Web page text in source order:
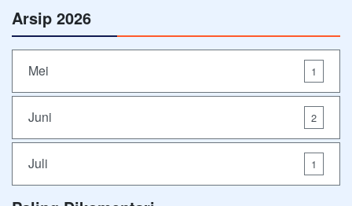
Arsip 2026
Mei 1
Juni 2
Juli 1